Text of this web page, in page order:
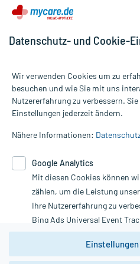
Alle Preise gelten inkl. MwSt., ggf.
Informationen auf dieser Website
die Untersuchung und
Therapien eingeleitet werden
Google Analytics. Lesen Sie bitte
unserer Datenschutzerklärung.
nutzen Sie das Formular:
Vertrag widerrufen
Datenschutz- und Cookie-
Wir verwenden Cookies um zu
besuchen und wie Sie mit uns
Nutzererfahrung zu verbessern.
Einstellungen jederzeit ändern.
Nähere Informationen:
Google Analytics
Mit diesen Cookies können
zählen, um die Leistung
Ihre Nutzererfahrung zu
Bing Ads Universal Event
Youtube-Social Plugin).
Wir weisen darauf hin,